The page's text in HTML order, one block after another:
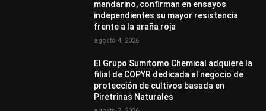
mandarino, confirman en ensayos
independientes su mayor resistencia
frente a la araña roja
agosto 4, 2026
El Grupo Sumitomo Chemical adquiere la
filial de COPYR dedicada al negocio de
protección de cultivos basada en
Piretrinas Naturales